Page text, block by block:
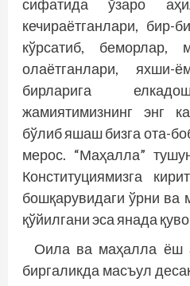
сифатида ўзаро
кечираётганлари, бир-
кўрсатиб, беморлар,
олаётганлари, яхши-
бирларига
жамиятимизнинг энг
бўлиб яшаш бизга ота-
мерос. “Маҳалла”
Конституциямизга
бошқарувидаги ўрни ва
қўйилгани эса янада
Оила ва маҳалла ёш
биргаликда масъул